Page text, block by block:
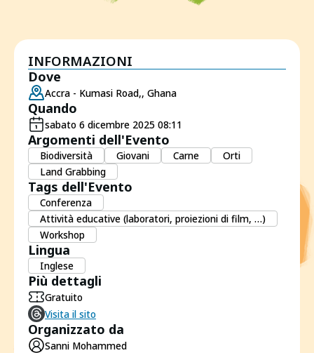
INFORMAZIONI
Dove
Accra - Kumasi Road,, Ghana
Quando
sabato 6 dicembre 2025 08:11
Argomenti dell'Evento
Biodiversità Giovani Carne
Orti
Land Grabbing
Tags dell'Evento
Conferenza
Attività educative (laboratori, proiezioni di film, …)
Workshop
Lingua
Inglese
Più dettagli
Gratuito
Visita il sito
Organizzato da
Sanni Mohammed